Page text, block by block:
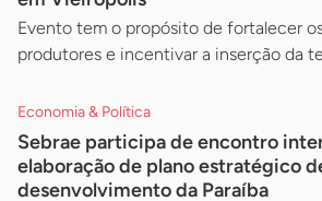
Evento tem o propósito de fortalecer
produtores e incentivar a inserção da
Economia & Política
Sebrae participa de encontro
elaboração de plano estratégico
desenvolvimento da Paraíba